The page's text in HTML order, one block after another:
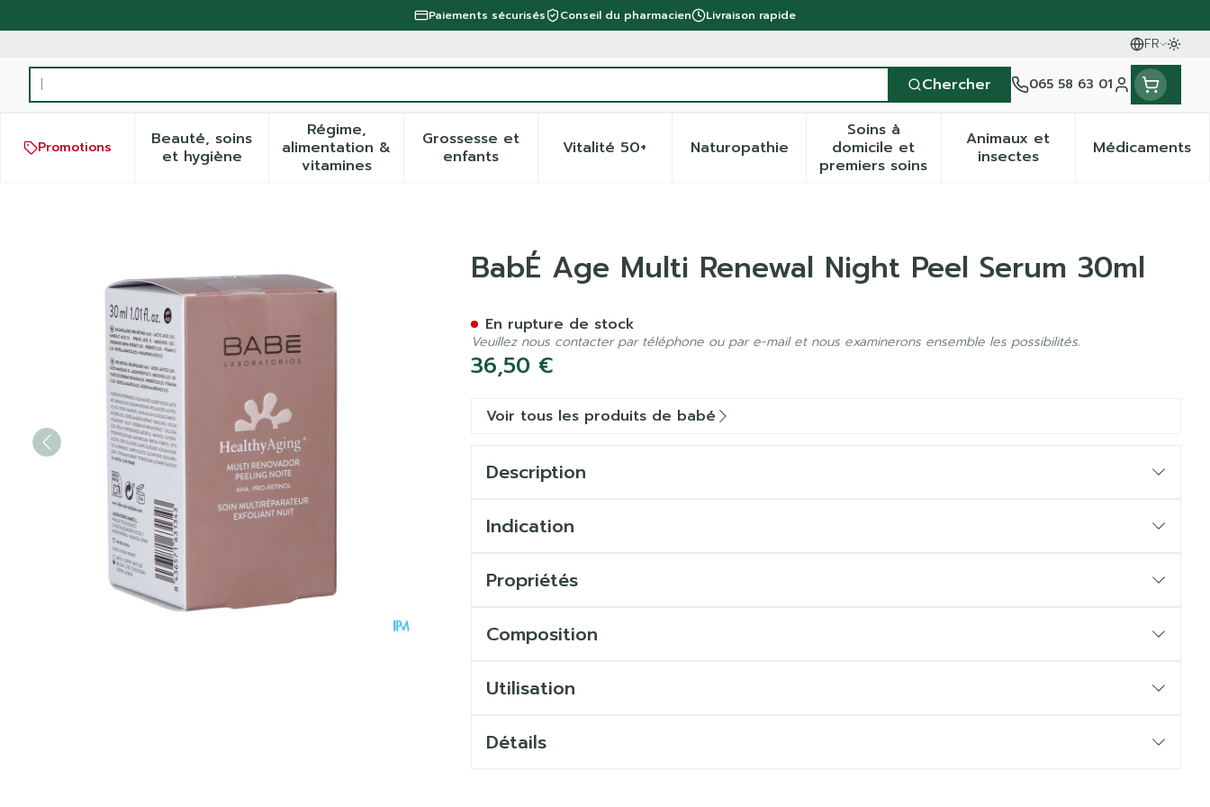
Paiements sécurisés Conseil du pharmacien Livraison rapide
FR
Langues
Rechercher
Chercher 065 58 63 01
Menu client
Promotions
Beauté, soins
et hygièneAfficher le sous-menu pour la catégorie Beauté, soins et hygiène
Régime,
alimentation &
vitaminesAfficher le sous-menu pour la catégorie Régime, alimentation & vitamines
Grossesse et
enfants
Afficher le sous-menu pour la catégorie Grossesse et enfants
Vitalité 50+Afficher le sous-menu pour la catégorie Vitalité 50+
NaturopathieAfficher le sous-menu pour la catégorie Naturopathie
Soins à
domicile et
premiers soinsAfficher le sous-menu pour la catégorie
Animaux et
insectesAfficher le sous-menu
Médicaments
Afficher
BabÉ Age Multi Renewal Night Peel Serum 30mlBabÉ Age Multi Renewal Night Peel Serum 30ml
36,50 €
En rupture de stock
Veuillez nous contacter par téléphone ou par e-mail et nous examinerons ensemble les possibilités.
Voir tous les produits de babé
Description
Indication
Propriétés
Composition
Utilisation
Détails